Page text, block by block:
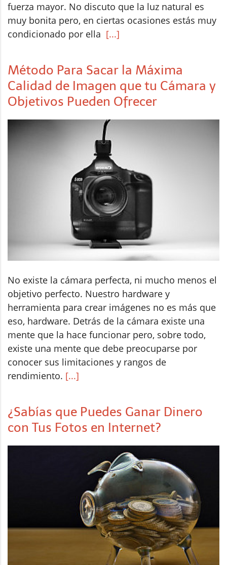
fuerza mayor. No discuto que la luz natural es
muy bonita pero, en ciertas ocasiones estás muy
condicionado por ella [...]
Método Para Sacar la Máxima
Calidad de Imagen que tu Cámara y
Objetivos Pueden Ofrecer
No existe la cámara perfecta, ni mucho menos el
objetivo perfecto. Nuestro hardware y
herramienta para crear imágenes no es más que
eso, hardware. Detrás de la cámara existe una
mente que la hace funcionar pero, sobre todo,
existe una mente que debe preocuparse por
conocer sus limitaciones y rangos de
rendimiento. [...]
¿Sabías que Puedes Ganar Dinero
con Tus Fotos en Internet?